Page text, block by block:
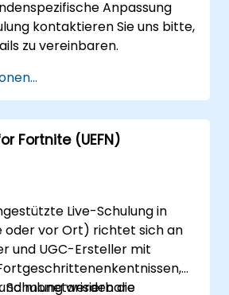
Anpassung
kontaktieren Sie uns bitte,
zu vereinbaren.
Fortnite (UEFN)
Live-Schulung in
oder vor Ort) richtet sich an
und UGC-Ersteller mit
monetarisierbare
Schulung werden die